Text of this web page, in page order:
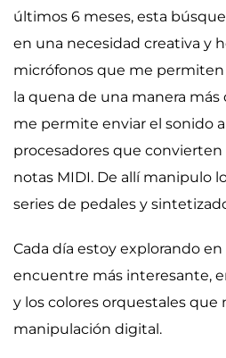
últimos 6 meses, esta
en una necesidad creativa y
micrófonos que me
la quena de una manera más
me permite enviar el sonido
procesadores que convierten
notas MIDI. De allí manipulo
series de pedales y
Cada día estoy explorando
encuentre más interesante,
y los colores orquestales que
manipulación digital.